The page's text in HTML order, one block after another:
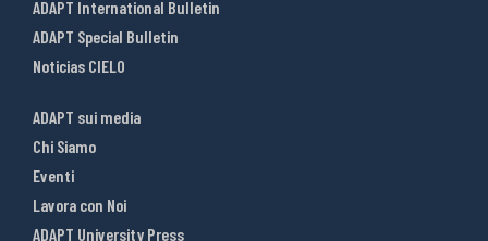
ADAPT International Bulletin
ADAPT Special Bulletin
Noticias CIELO
ADAPT sui media
Chi Siamo
Eventi
Lavora con Noi
ADAPT University Press